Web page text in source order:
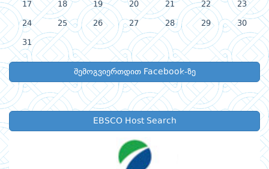
17 18 19 20 21 22 23
24 25 26 27 28 29 30
31
შემოგვიერთდით Facebook-ზე
EBSCO Host Search